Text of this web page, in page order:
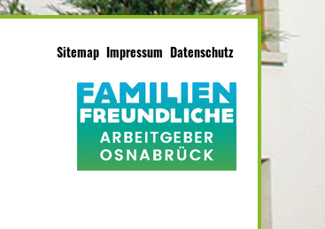
Sitemap Impressum Datenschutz